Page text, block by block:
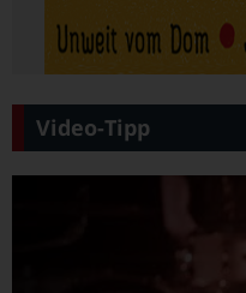
Video-Tipp